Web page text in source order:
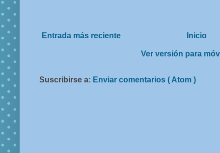
Entrada más reciente Inicio
Ver versión para
Suscribirse a: Enviar comentarios ( Atom )